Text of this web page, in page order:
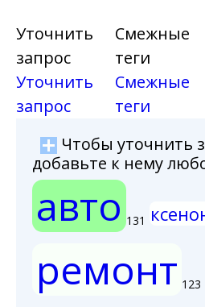
Уточнить
запрос
Уточнить
запрос
Смежные
теги
Смежные
теги
Чтобы уточнить
добавьте к нему
авто 131
ремонт 123